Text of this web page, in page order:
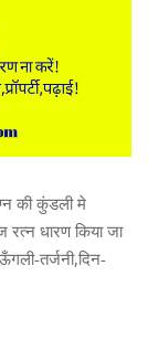
की कुंडली मे
धारण किया जा
तर्जनी,दिन-